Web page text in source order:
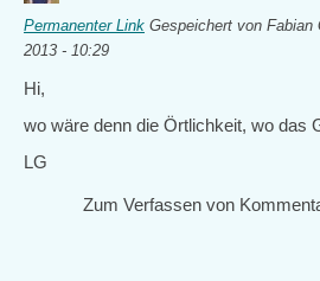
Permanenter Link Gespeichert von Fabian
2013 - 10:29
Hi,
wo wäre denn die Örtlichkeit, wo das
LG
Zum Verfassen von